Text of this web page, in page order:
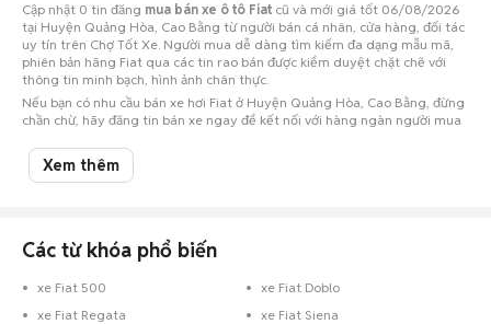
Cập nhật 0 tin đăng mua bán xe ô tô Fiat cũ và mới giá tốt 06/08/2026
tại Huyện Quảng Hòa, Cao Bằng từ người bán cá nhân, cửa hàng, đối tác
uy tín trên Chợ Tốt Xe. Người mua dễ dàng tìm kiếm đa dạng mẫu mã,
phiên bản hãng Fiat qua các tin rao bán được kiểm duyệt chặt chẽ với
thông tin minh bạch, hình ảnh chân thực.
Nếu bạn có nhu cầu bán xe hơi Fiat ở Huyện Quảng Hòa, Cao Bằng, đừng
chần chừ, hãy đăng tin bán xe ngay để kết nối với hàng ngàn người mua
Xem thêm
Các từ khóa phổ biến
xe Fiat 500
xe Fiat Doblo
xe Fiat Regata
xe Fiat Siena